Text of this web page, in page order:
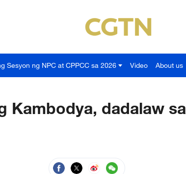
Sesyon ng NPC at CPPCC sa 2026 Video About us
Kambodya, dadalaw sa